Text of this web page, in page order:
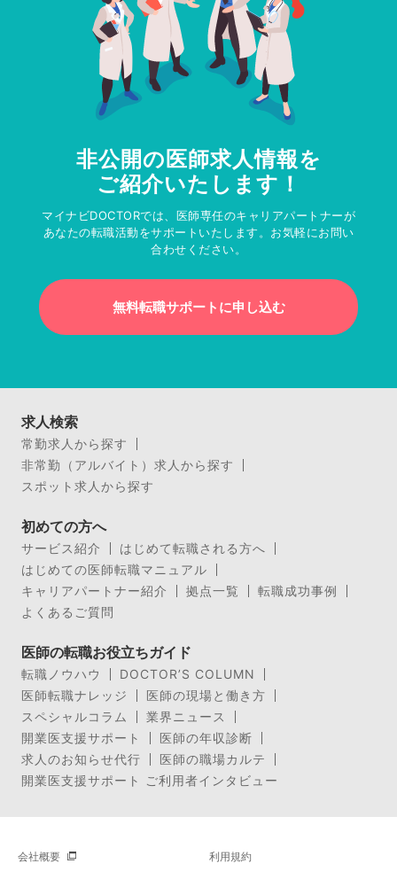
非公開の医師求人情報を
ご紹介いたします！
マイナビDOCTORでは、医師専任のキャリアパートナーが
あなたの転職活動をサポートいたします。お気軽にお問い
合わせください。
無料転職サポートに申し込む
求人検索
常勤求人から探す
非常勤（アルバイト）求人から探す
スポット求人から探す
初めての方へ
サービス紹介
はじめて転職される方へ
はじめての医師転職マニュアル
キャリアパートナー紹介
拠点一覧
転職成功事例
よくあるご質問
医師の転職お役立ちガイド
転職ノウハウ
DOCTOR’S COLUMN
医師転職ナレッジ
医師の現場と働き方
スペシャルコラム
業界ニュース
開業医支援サポート
医師の年収診断
求人のお知らせ代行
医師の職場カルテ
開業医支援サポート ご利用者インタビュー
会社概要 利用規約